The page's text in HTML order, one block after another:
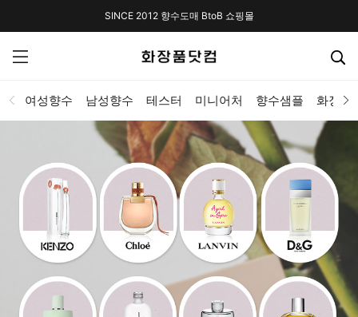
SINCE 2012 향수도매 BtoB 쇼핑몰
여성향수 남성향수 테스터 미니어처 향수샘플 화장품